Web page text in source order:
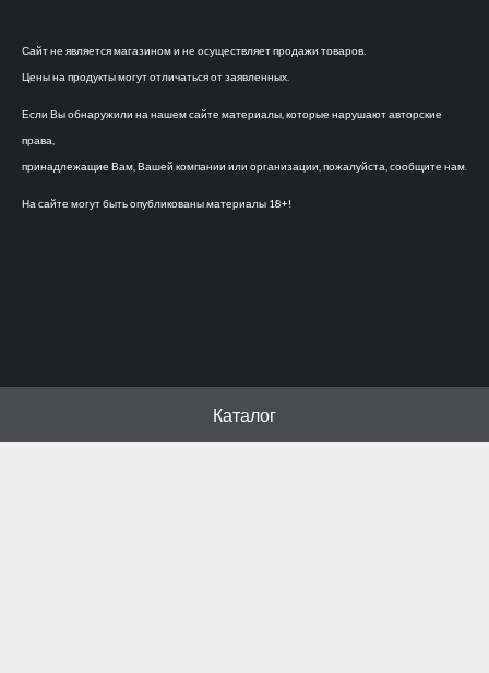
Сайт не является магазином и не осуществляет продажи товаров.
Цены на продукты могут отличаться от заявленных.
Если Вы обнаружили на нашем сайте материалы, которые нарушают авторские
права,
принадлежащие Вам, Вашей компании или организации, пожалуйста, сообщите нам.
На сайте могут быть опубликованы материалы 18+!
Каталог